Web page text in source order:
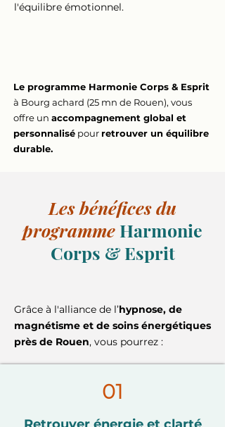
l'équilibre émotionnel.
Le programme Harmonie Corps & Esprit
à Bourg achard (25 mn de Rouen), vous
offre un accompagnement global et
personnalisé pour retrouver un équilibre
durable.
Les bénéfices du
programme Harmonie
Corps & Esprit
Grâce à l'alliance de l’hypnose, de
magnétisme et de soins énergétiques
près de Rouen, vous pourrez :
01